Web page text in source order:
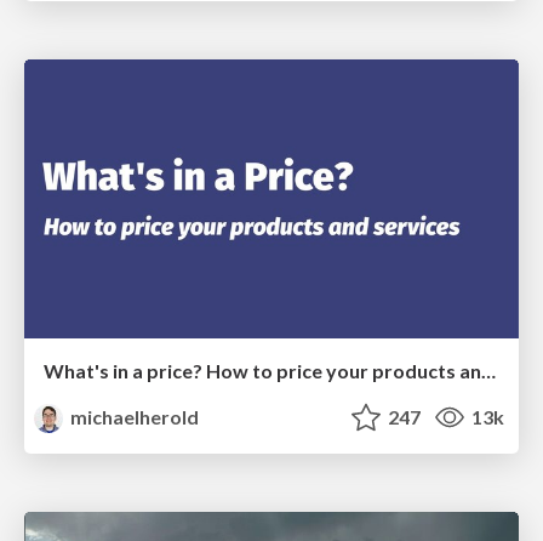
What's in a price? How to price your products and services
michaelherold
247 13k